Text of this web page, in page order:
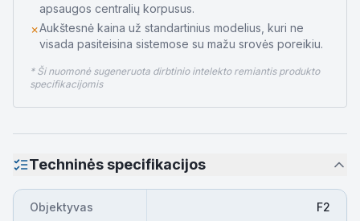
apsaugos centralių korpusus.
✗Aukštesnė kaina už standartinius modelius, kuri ne
visada pasiteisina sistemose su mažu srovės poreikiu.
* Ši nuomonė sugeneruota dirbtinio intelekto remiantis produkto
specifikacijomis
Techninės specifikacijos
Objektyvas F2